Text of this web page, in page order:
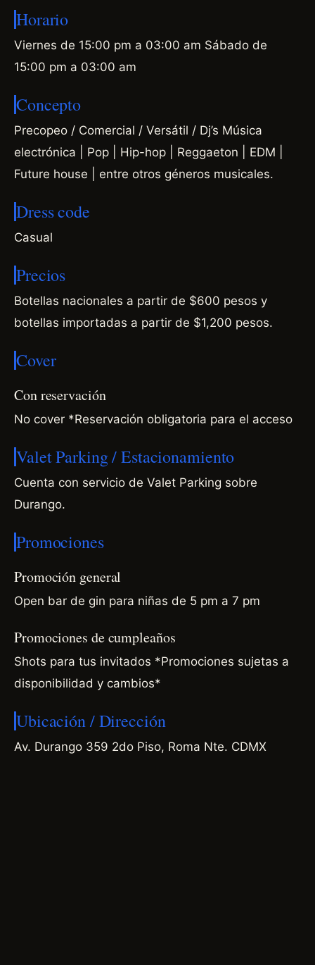
Horario
Viernes de 15:00 pm a 03:00 am Sábado de
15:00 pm a 03:00 am
Concepto
Precopeo / Comercial / Versátil / Dj’s Música
electrónica | Pop | Hip-hop | Reggaeton | EDM |
Future house | entre otros géneros musicales.
Dress code
Casual
Precios
Botellas nacionales a partir de $600 pesos y
botellas importadas a partir de $1,200 pesos.
Cover
Con reservación
No cover *Reservación obligatoria para el acceso
Valet Parking / Estacionamiento
Cuenta con servicio de Valet Parking sobre
Durango.
Promociones
Promoción general
Open bar de gin para niñas de 5 pm a 7 pm
Promociones de cumpleaños
Shots para tus invitados *Promociones sujetas a
disponibilidad y cambios*
Ubicación / Dirección
Av. Durango 359 2do Piso, Roma Nte. CDMX